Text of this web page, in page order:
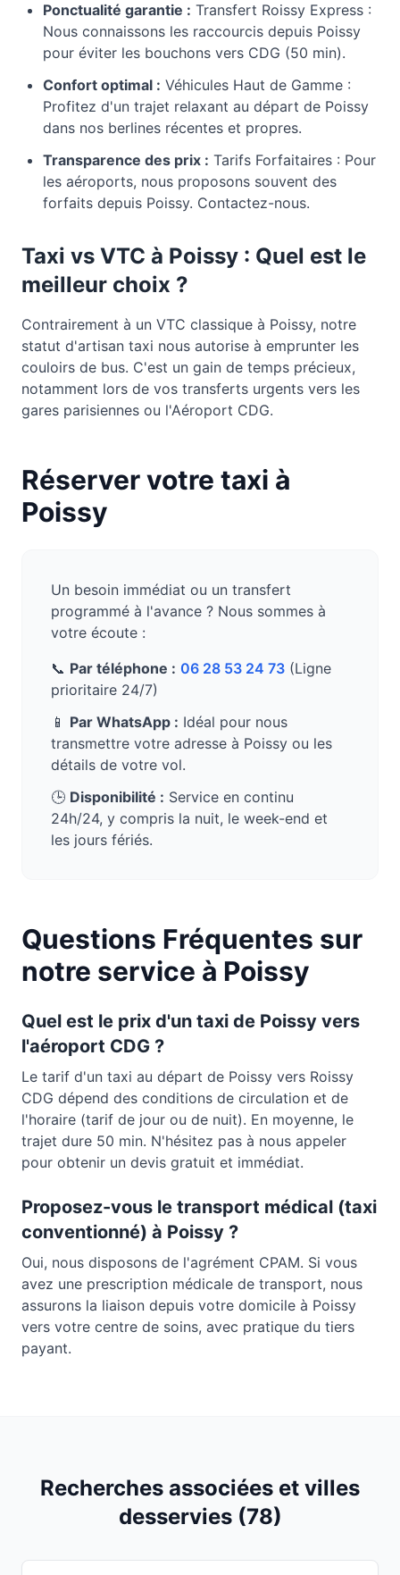
Ponctualité garantie : Transfert Roissy Express :
Nous connaissons les raccourcis depuis Poissy
pour éviter les bouchons vers CDG (50 min).
Confort optimal : Véhicules Haut de Gamme :
Profitez d'un trajet relaxant au départ de Poissy
dans nos berlines récentes et propres.
Transparence des prix : Tarifs Forfaitaires : Pour
les aéroports, nous proposons souvent des
forfaits depuis Poissy. Contactez-nous.
Taxi vs VTC à Poissy : Quel est le
meilleur choix ?
Contrairement à un VTC classique à Poissy, notre
statut d'artisan taxi nous autorise à emprunter les
couloirs de bus. C'est un gain de temps précieux,
notamment lors de vos transferts urgents vers les
gares parisiennes ou l'Aéroport CDG.
Réserver votre taxi à
Poissy
Un besoin immédiat ou un transfert
programmé à l'avance ? Nous sommes à
votre écoute :
📞 Par téléphone : 06 28 53 24 73 (Ligne
prioritaire 24/7)
📱 Par WhatsApp : Idéal pour nous
transmettre votre adresse à Poissy ou les
détails de votre vol.
🕒 Disponibilité : Service en continu
24h/24, y compris la nuit, le week-end et
les jours fériés.
Questions Fréquentes sur
notre service à Poissy
Quel est le prix d'un taxi de Poissy vers
l'aéroport CDG ?
Le tarif d'un taxi au départ de Poissy vers Roissy
CDG dépend des conditions de circulation et de
l'horaire (tarif de jour ou de nuit). En moyenne, le
trajet dure 50 min. N'hésitez pas à nous appeler
pour obtenir un devis gratuit et immédiat.
Proposez-vous le transport médical (taxi
conventionné) à Poissy ?
Oui, nous disposons de l'agrément CPAM. Si vous
avez une prescription médicale de transport, nous
assurons la liaison depuis votre domicile à Poissy
vers votre centre de soins, avec pratique du tiers
payant.
Recherches associées et villes
desservies (78)